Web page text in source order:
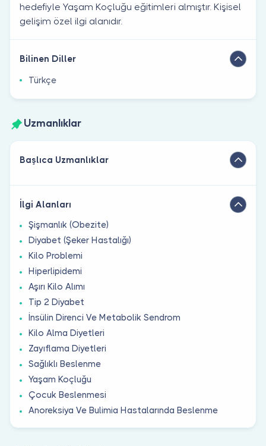
hedefiyle Yaşam Koçluğu eğitimleri almıştır. Kişisel
gelişim özel ilgi alanıdır.
Bilinen Diller
Türkçe
Uzmanlıklar
Başlıca Uzmanlıklar
İlgi Alanları
Şişmanlık (Obezite)
Diyabet (Şeker Hastalığı)
Kilo Problemi
Hiperlipidemi
Aşırı Kilo Alımı
Tip 2 Diyabet
İnsülin Direnci Ve Metabolik Sendrom
Kilo Alma Diyetleri
Zayıflama Diyetleri
Sağlıklı Beslenme
Yaşam Koçluğu
Çocuk Beslenmesi
Anoreksiya Ve Bulimia Hastalarında Beslenme